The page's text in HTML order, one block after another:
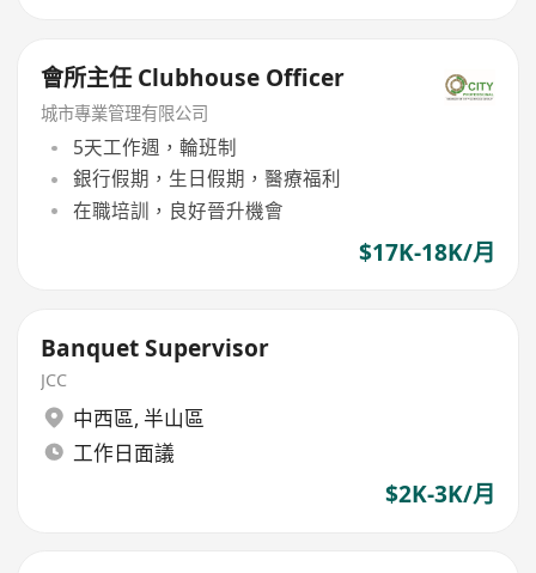
會所主任 Clubhouse Officer
城市專業管理有限公司
5天工作週，輪班制
銀行假期，生日假期，醫療福利
在職培訓，良好晉升機會
$17K-18K/月
Banquet Supervisor
JCC
中西區, 半山區
工作日面議
$2K-3K/月